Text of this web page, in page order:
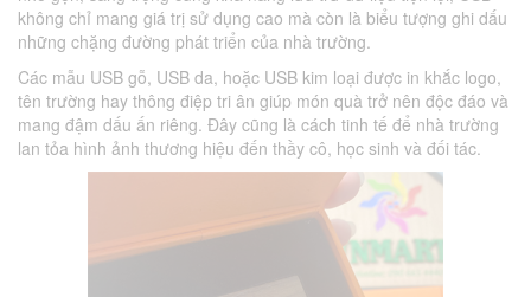
không chỉ mang giá trị sử dụng cao mà còn là biểu tượng ghi dấu
những chặng đường phát triển của nhà trường.
Các mẫu USB gỗ, USB da, hoặc USB kim loại được in khắc logo,
tên trường hay thông điệp tri ân giúp món quà trở nên độc đáo và
mang đậm dấu ấn riêng. Đây cũng là cách tinh tế để nhà trường
lan tỏa hình ảnh thương hiệu đến thầy cô, học sinh và đối tác.